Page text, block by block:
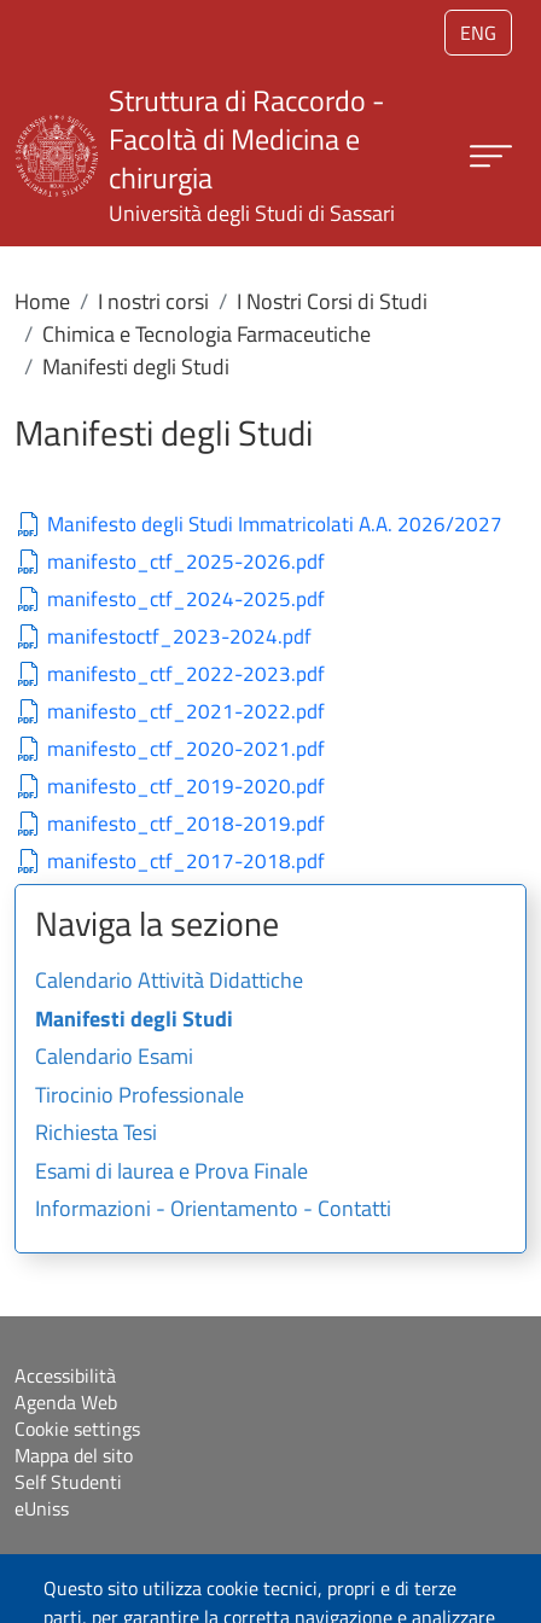
Salta al contenuto principale
ENG
Questo sito utilizza cookie tecnici, propri e di terze
Struttura di Raccordo -
Facoltà di Medicina e
chirurgia
Università degli Studi di Sassari
Home I nostri corsi
I Nostri Corsi di Studi
Chimica e Tecnologia Farmaceutiche
Manifesti degli Studi
Manifesti degli Studi
Manifesto degli Studi Immatricolati A.A. 2026/2027
manifesto_ctf_2025-2026.pdf
manifesto_ctf_2024-2025.pdf
manifestoctf_2023-2024.pdf
manifesto_ctf_2022-2023.pdf
manifesto_ctf_2021-2022.pdf
manifesto_ctf_2020-2021.pdf
manifesto_ctf_2019-2020.pdf
manifesto_ctf_2018-2019.pdf
manifesto_ctf_2017-2018.pdf
Naviga la sezione
Calendario Attività Didattiche
Manifesti degli Studi
Calendario Esami
Tirocinio Professionale
Richiesta Tesi
Esami di laurea e Prova Finale
Informazioni - Orientamento - Contatti
Accessibilità
Agenda Web
Cookie settings
Mappa del sito
Self Studenti
eUniss
Dichiarazione di accessibilità
Posta elettronica @uniss.it